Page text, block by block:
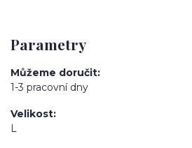
Parametry
Můžeme doručit
1-3 pracovní dny
Velikost
L